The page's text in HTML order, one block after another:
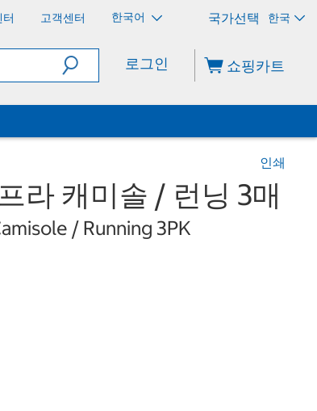
고객센터 한국어 한국
로그인 쇼핑카트
인쇄
라 캐미솔 / 런닝 3매
/ Running 3PK